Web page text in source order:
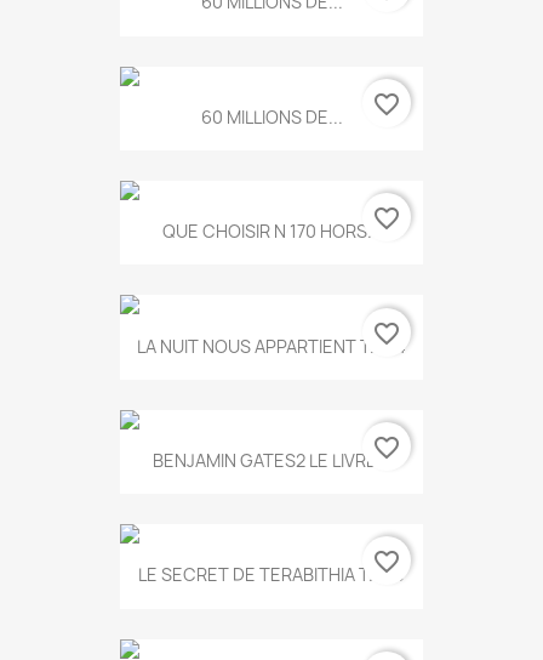
60 MILLIONS DE... favorite_border
QUE CHOISIR N 170 HORS...favorite_border
LA NUIT NOUS APPARTIENT T.634
favorite_border
BENJAMIN GATES2 LE LIVRE...
favorite_border
LE SECRET DE TERABITHIA T.560
favorite_border